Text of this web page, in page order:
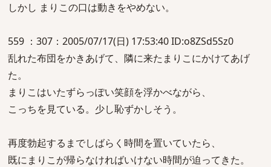
しかし まりこの口は動きをやめない。
559 ：307：2005/07/17(日) 17:53:40 ID:o8ZSd5Sz0
乱れた布団をかきあげて、隣に来たまりこにかけてあげ
た。
まりこはいたずらっぽい笑顔を浮かべながら、
こっちを見ている。少し恥ずかしそう。
再度勃起するまでしばらく時間を置いていたら、
既にまりこが帰らなければいけない時間が迫ってきた。